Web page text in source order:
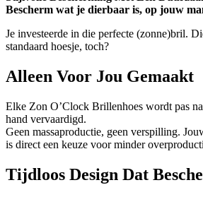
Bescherm wat je dierbaar is, op jouw
Je investeerde in die perfecte (zonne)bril.
standaard hoesje, toch?
Alleen Voor Jou Gemaakt
Elke Zon O’Clock Brillenhoes wordt pas
hand vervaardigd.
Geen massaproductie, geen verspilling.
is direct een keuze voor minder
Tijdloos Design Dat